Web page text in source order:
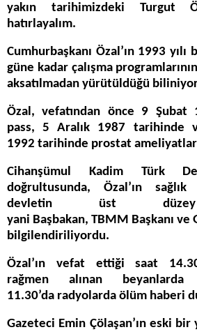
yakın tarihimizdeki Turgut
hatırlayalım.
Cumhurbaşkanı Özal’ın 1993
güne kadar çalışma
aksatılmadan yürütüldüğü
Özal, vefatından önce 9
pass, 5 Aralık 1987 tarihinde
1992 tarihinde prostat
Cihanşümul Kadim Türk
doğrultusunda, Özal’ın
devletin üst düzey
yani Başbakan, TBMM Başkanı
bilgilendiriliyordu.
Özal’ın vefat ettiği saat
rağmen alınan
11.30’da radyolarda ölüm haberi
Gazeteci Emin Çölaşan’ın eski bir